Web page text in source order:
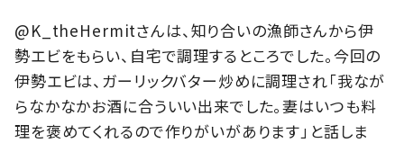
@K_theHermitさんは、知り合いの漁師さんから伊
勢エビをもらい、自宅で調理するところでした。今回の
伊勢エビは、ガーリックバター炒めに調理され「我なが
らなかなかお酒に合ういい出来でした。妻はいつも料
理を褒めてくれるので作りがいがあります」と話しま